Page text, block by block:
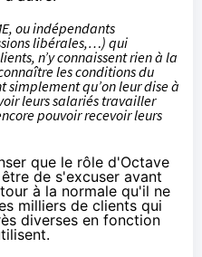
ou indépendants
libérales,…) qui
n’y connaissent rien à la
les conditions du
simplement qu’on leur dise à
leurs salariés travailler
pouvoir recevoir leurs
que le rôle d'Octave
de s'excuser avant
à la normale qu'il ne
milliers de clients qui
diverses en fonction